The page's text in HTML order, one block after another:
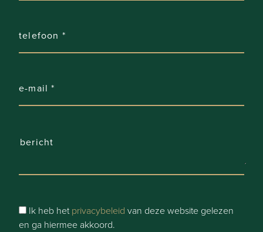
1
45 m², Woonkamer
Keuken:
18 m² , Open keuken
Ik heb hetprivacybeleid van deze website gelezen
en ga hiermee akkoord.